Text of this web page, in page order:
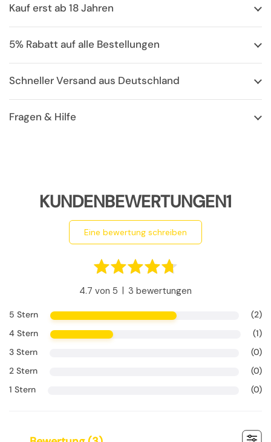
Kauf erst ab 18 Jahren
5% Rabatt auf alle Bestellungen
Schneller Versand aus Deutschland
Fragen & Hilfe
KUNDENBEWERTUNGEN1
eine bewertung schreiben
4.7 von 5 | 3 bewertungen
5 Stern
(2)
4 Stern
(1)
3 Stern
(0)
2 Stern
(0)
1 Stern
(0)